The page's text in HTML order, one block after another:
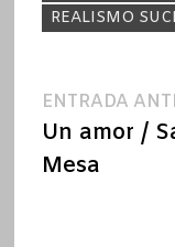
REALISMO
de
ENTRADA
Un amor /
Mesa